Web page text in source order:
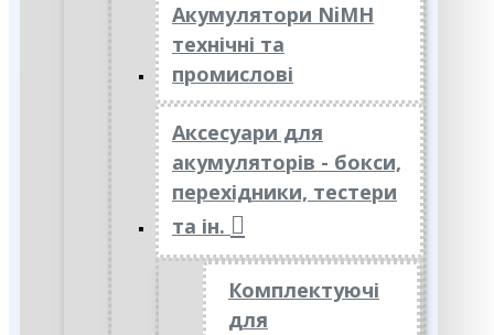
Акумулятори NiMH
технічні та
промислові
Аксесуари для
акумуляторів - бокси,
перехідники, тестери
та ін.
Комплектуючі
для